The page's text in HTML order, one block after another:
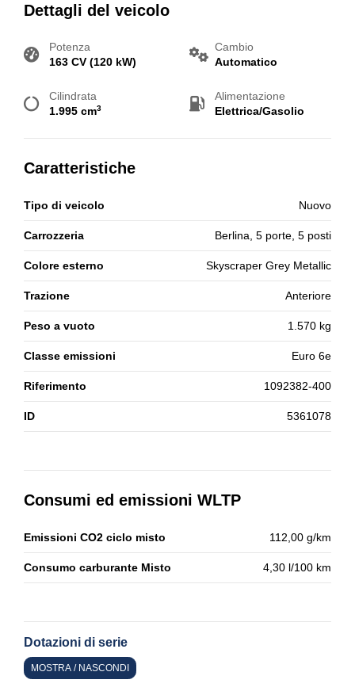
Dettagli del veicolo
Potenza
163 CV (120 kW)
Cambio
Automatico
Cilindrata
1.995 cm3
Alimentazione
Elettrica/Gasolio
Caratteristiche
Tipo di veicolo Nuovo
Carrozzeria Berlina, 5 porte, 5 posti
Colore esterno Skyscraper Grey Metallic
Trazione Anteriore
Peso a vuoto 1.570 kg
Classe emissioni Euro 6e
Riferimento 1092382-400
ID 5361078
Consumi ed emissioni WLTP
Emissioni CO2 ciclo misto 112,00 g/km
Consumo carburante Misto 4,30 l/100 km
Dotazioni di serie
MOSTRA / NASCONDI